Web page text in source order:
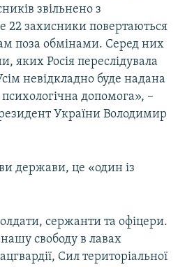
звільнено з
22 захисники повертаються
поза обмінами. Серед них
яких Росія переслідувала
невідкладно буде надана
допомога», –
України Володимир
держави, це «один із
сержанти та офіцери.
свободу в лавах
Сил територіальної